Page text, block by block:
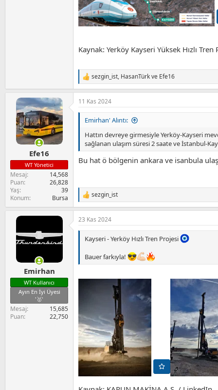
Kaynak: Yerköy Kayseri Yüksek Hızlı Tren
T
e
p
k
i
sezgin_ist, HasanTürkve Efe16
Efe16
WT Yönetici
Mesaj
14,568
Puan
26,828
Yaş
39
Konum
Bursa
11 Kas 2024
Emirhan' Alıntı:
Hattın devreye girmesiyle Yerköy-Kayseri
sağlanan ulaşım süresi 2 saate ve İstanbul-
Bu hat ö bölgenin ankara ve isanbula
T
e
p
k
i
sezgin_ist
Emirhan
WT Kullanıcı
Ayın En İyi Üyesi
'🥇'
Mesaj
15,685
Puan
22,750
23 Kas 2024
Kayseri - Yerköy Hızlı Tren Projesi
Bauer farkıyla!